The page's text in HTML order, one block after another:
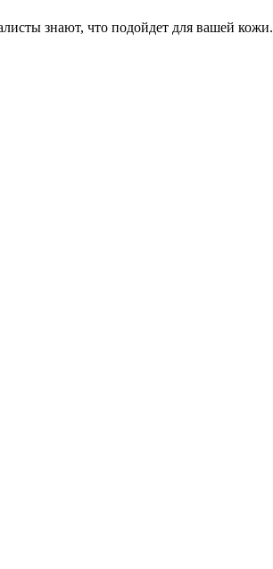
знают, что подойдет для вашей кожи.